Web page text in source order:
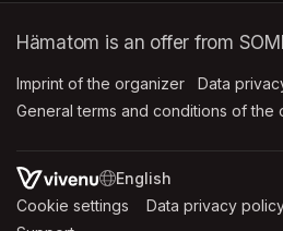
Hämatom is an offer from
Imprint of the organizer (opens in a
Data
General terms and conditions of the
SWITCH LANGUAGE
Cookie settings (opens in a new tab)
Data privacy